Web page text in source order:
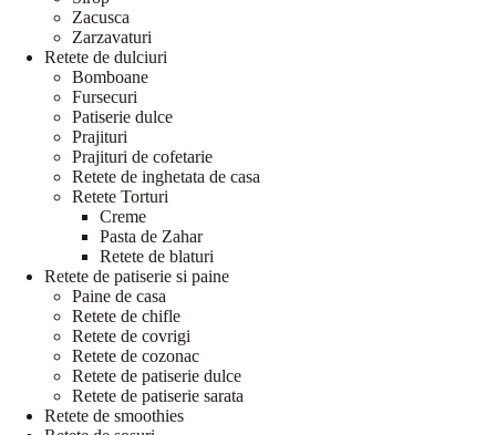
Zacusca
Zarzavaturi
Retete de dulciuri
Bomboane
Fursecuri
Patiserie dulce
Prajituri
Prajituri de cofetarie
Retete de inghetata de casa
Retete Torturi
Creme
Pasta de Zahar
Retete de blaturi
Retete de patiserie si paine
Paine de casa
Retete de chifle
Retete de covrigi
Retete de cozonac
Retete de patiserie dulce
Retete de patiserie sarata
Retete de smoothies